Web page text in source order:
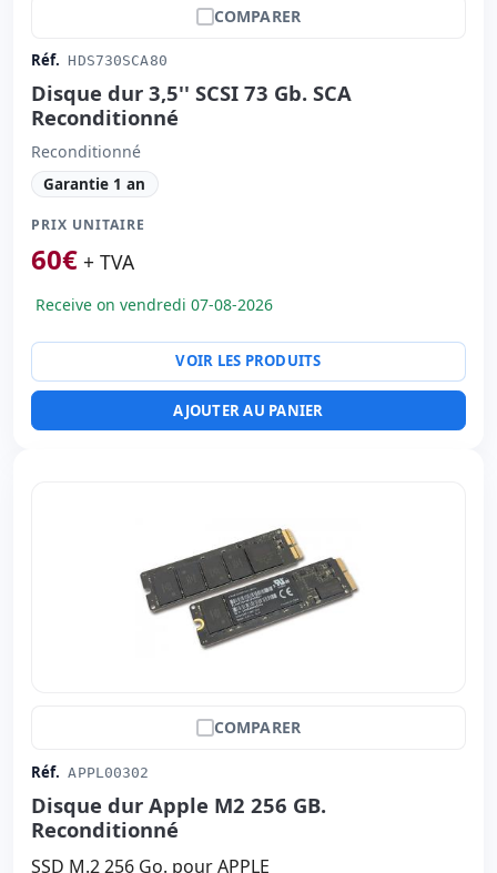
COMPARER
Réf. HDS730SCA80
Disque dur 3,5'' SCSI 73 Gb. SCA
Reconditionné
Reconditionné
Garantie 1 an
PRIX UNITAIRE
60€ + TVA
Receive on vendredi 07-08-2026
VOIR LES PRODUITS
AJOUTER AU PANIER
COMPARER
Réf. APPL00302
Disque dur Apple M2 256 GB.
Reconditionné
SSD M.2 256 Go. pour APPLE